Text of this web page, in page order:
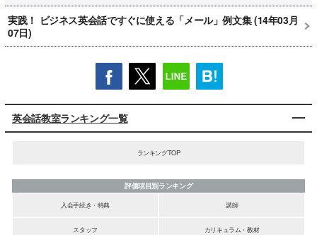
実践！ ビジネス英会話ですぐに使える「メール」例文集 (14年03月
07日)
英会話教室ランキング一覧
ランキングTOP
評価項目別ランキング
入会手続き・特典
講師
スタッフ カリキュラム・教材